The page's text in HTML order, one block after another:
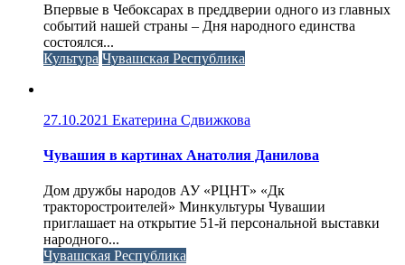
Впервые в Чебоксарах в преддверии одного из главных
событий нашей страны – Дня народного единства
состоялся...
Культура Чувашская Республика
27.10.2021 Екатерина Сдвижкова
Чувашия в картинах Анатолия Данилова
Дом дружбы народов АУ «РЦНТ» «Дк
тракторостроителей» Минкультуры Чувашии
приглашает на открытие 51-й персональной выставки
народного...
Чувашская Республика